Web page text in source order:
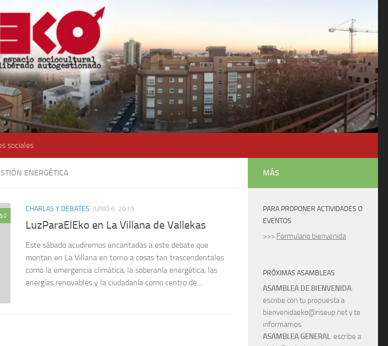
sociales
ENERGÉTICA
0
CHARLAS Y DEBATES JUNIO 6, 2019
LuzParaElEko en La Villana de Vallekas
Este sábado acudiremos encantadas a este debate que
montan en La Villana en torno a cosas tan trascendentales
como la emergencia climática, la soberanía energética, las
energías renovables y la ciudadanía como centro de...
MÁS
PARA PROPONER ACTIVIDADES O
EVENTOS
>>> Formulario bienvenida
PRÓXIMAS ASAMBLEAS
ASAMBLEA DE BIENVENIDA:
escribe con tu propuesta a
bienvenidaeko@riseup.net y te
informamos.
ASAMBLEA GENERAL: escribe a